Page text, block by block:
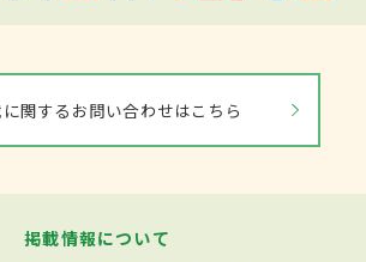
関するお問い合わせはこちら
掲載情報について